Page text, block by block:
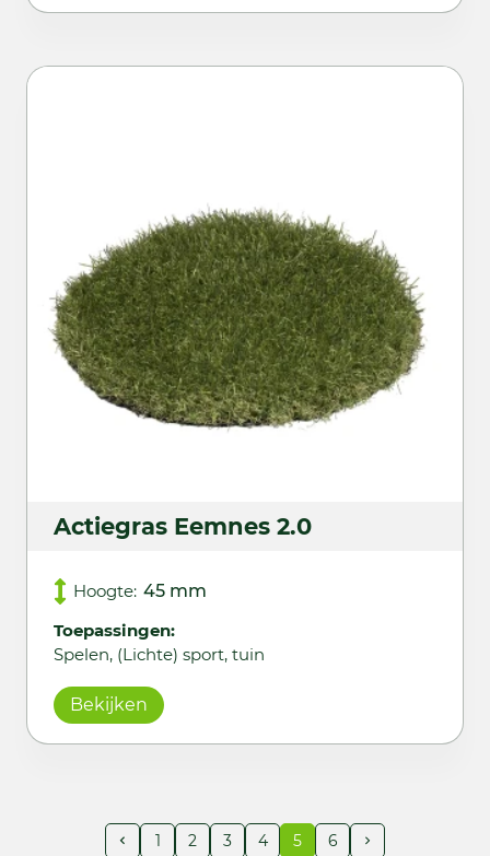
Actiegras Eemnes 2.0
Hoogte: 45 mm
Toepassingen:
Spelen, (Lichte) sport, tuin
Bekijken
1 2 3 4 5 6